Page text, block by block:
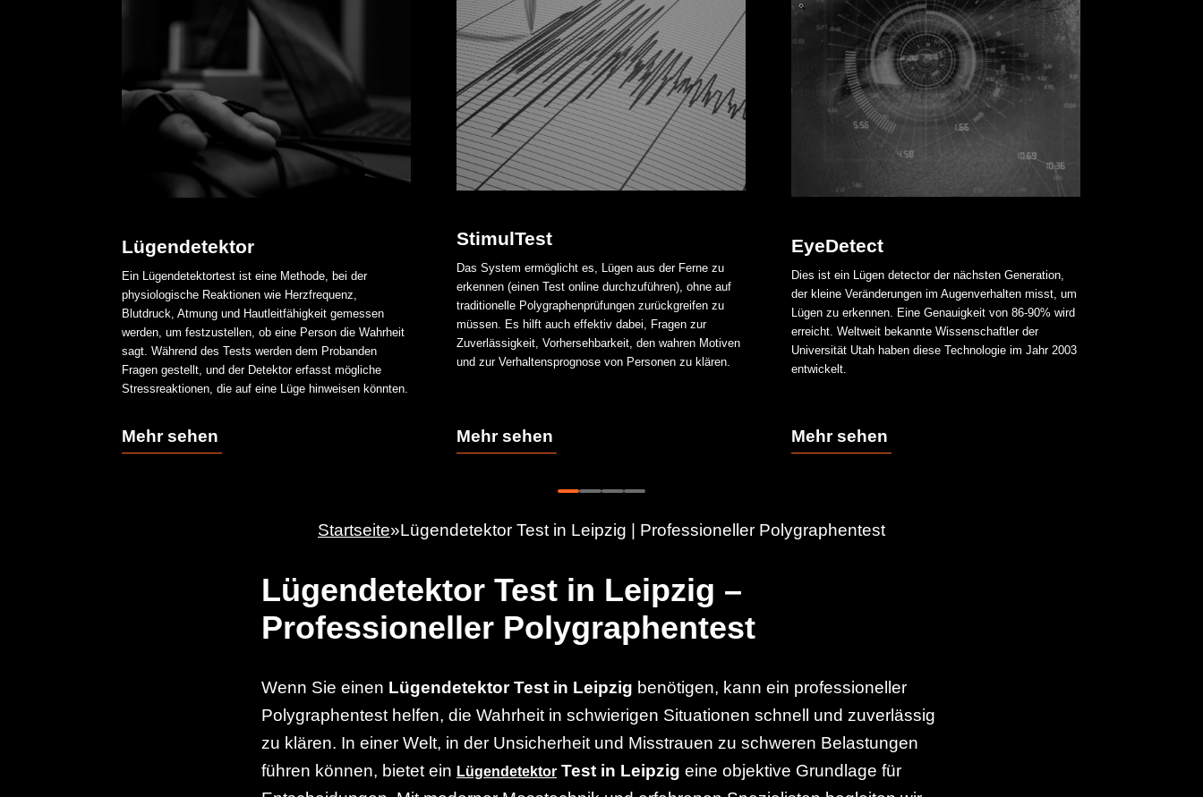
Lügendetektor
Ein Lügendetektortest ist eine Methode, bei der
physiologische Reaktionen wie Herzfrequenz,
Blutdruck, Atmung und Hautleitfähigkeit gemessen
werden, um festzustellen, ob eine Person die Wahrheit
sagt. Während des Tests werden dem Probanden
Fragen gestellt, und der Detektor erfasst mögliche
Stressreaktionen, die auf eine Lüge hinweisen könnten.
Mehr sehen
StimulTest
Das System ermöglicht es, Lügen aus der Ferne zu
erkennen (einen Test online durchzuführen), ohne auf
traditionelle Polygraphenprüfungen zurückgreifen zu
müssen. Es hilft auch effektiv dabei, Fragen zur
Zuverlässigkeit, Vorhersehbarkeit, den wahren Motiven
und zur Verhaltensprognose von Personen zu klären.
Mehr sehen
EyeDetect
Dies ist ein Lügen detector der nächsten Generation,
der kleine Veränderungen im Augenverhalten misst, um
Lügen zu erkennen. Eine Genauigkeit von 86-90% wird
erreicht. Weltweit bekannte Wissenschaftler der
Universität Utah haben diese Technologie im Jahr 2003
entwickelt.
Mehr sehen
Startseite»Lügendetektor Test in Leipzig | Professioneller Polygraphentest
Lügendetektor Test in Leipzig –
Professioneller Polygraphentest
Wenn Sie einen Lügendetektor Test in Leipzig benötigen, kann ein professioneller
Polygraphentest helfen, die Wahrheit in schwierigen Situationen schnell und zuverlässig
zu klären. In einer Welt, in der Unsicherheit und Misstrauen zu schweren Belastungen
führen können, bietet ein Lügendetektor Test in Leipzig eine objektive Grundlage für